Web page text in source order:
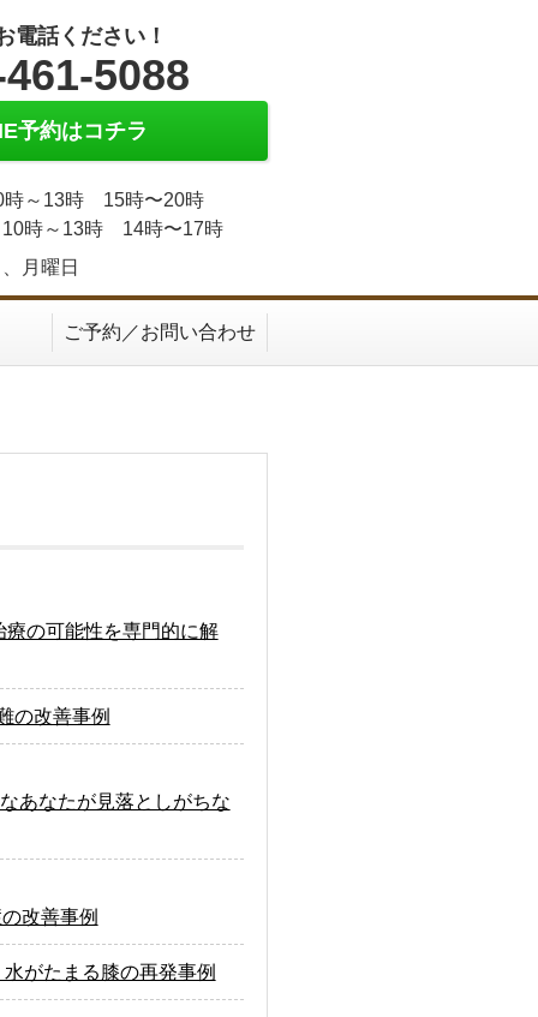
電話ください！
5088
予約はコチラ
時～13時 15時〜20時
10時～13時 14時〜17時
月曜日
ご予約／お問い合わせ
の可能性を専門的に解
の改善事例
あなたが見落としがちな
改善事例
がたまる膝の再発事例